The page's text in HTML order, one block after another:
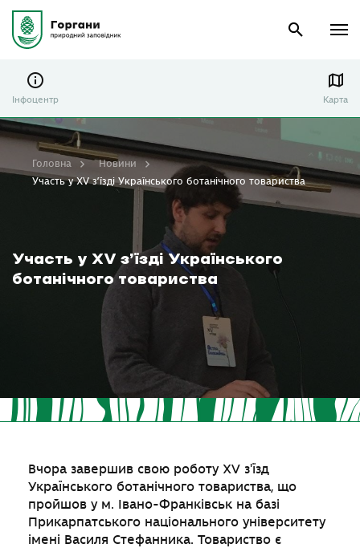
Інфоцентр Карта
Участь у XV з’їзді Українського
ботанічного товариства
Головна
Новини
Участь у XV з’їзді Українського ботанічного товариства
Вчора завершив свою роботу XV з'їзд
Українського ботанічного товариства, що
пройшов у м. Івано-Франківськ на базі
Прикарпатського національного університету
імені Василя Стефанника. Товариство є